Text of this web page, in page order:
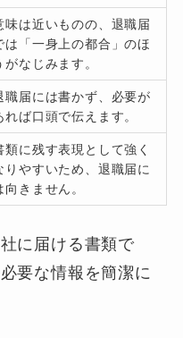
味は近いものの、退職届
は「一身上の都合」のほ
がなじみます。
職届には書かず、必要が
れば口頭で伝えます。
類に残す表現として強く
りやすいため、退職届に
向きません。
に届ける書類で
要な情報を簡潔に